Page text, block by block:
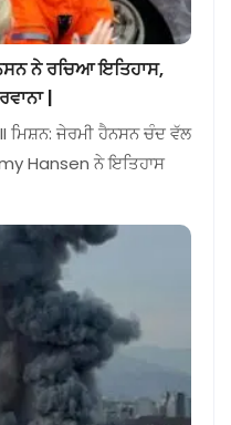
ਨੇ ਰਚਿਆ ਇਤਿਹਾਸ,
|
ਜੇਰਮੀ ਹੈਨਸਨ ਚੰਦ ਵੱਲ
Hansen ਨੇ ਇਤਿਹਾਸ